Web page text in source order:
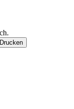
Drucken